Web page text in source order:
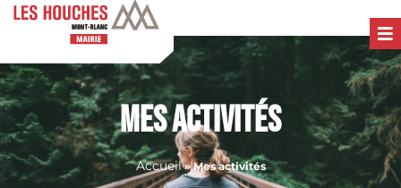
Mes activités
Accueil»Mes activités